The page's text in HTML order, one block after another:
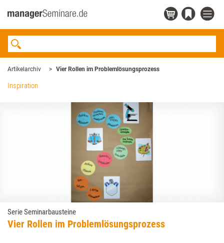
Artikelarchiv Vier Rollen im Problemlösungsprozess
Inspiration
Serie Seminarbausteine
Vier Rollen im Problemlösungsprozess